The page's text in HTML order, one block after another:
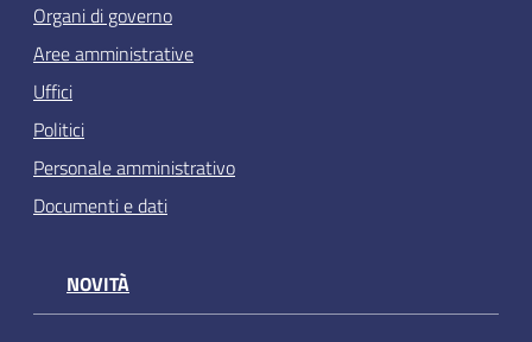
Organi di governo
Aree amministrative
Uffici
Politici
Personale amministrativo
Documenti e dati
NOVITÀ